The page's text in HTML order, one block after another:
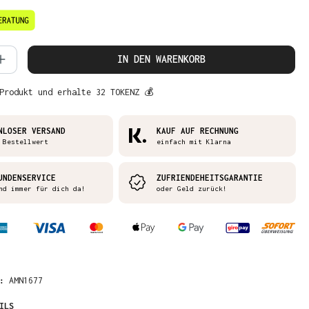
Gib den gewünschten Wert
IN DEN WARENKORB
und erhalte 32 TOKENZ 💰
VERSAND
Bestellwert
KAUF AUF RECHNUNG
einfach mit Klarna
immer für dich da!
ZUFRIENDEHEITSGARANTIE
oder Geld zurück!
AMN1677